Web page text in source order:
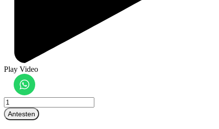
Play Video
Bb
Trompete
Schängel
Antesten